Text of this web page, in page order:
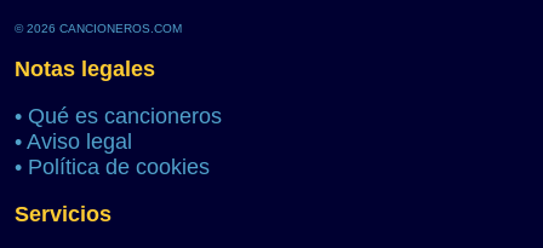
© 2026 CANCIONEROS.COM
Notas legales
• Qué es cancioneros
• Aviso legal
• Política de cookies
Servicios